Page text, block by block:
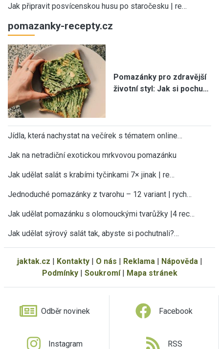
Jak připravit posvícenskou husu po staročesku | re…
pomazanky-recepty.cz
Pomazánky pro zdravější
životní styl: Jak si pochu…
Jídla, která nachystat na večírek s tématem online…
Jak na netradiční exotickou mrkvovou pomazánku
Jak udělat salát s krabími tyčinkami 7× jinak | re…
Jednoduché pomazánky z tvarohu – 12 variant | rych…
Jak udělat pomazánku s olomouckými tvarůžky |4 rec…
Jak udělat sýrový salát tak, abyste si pochutnali?…
jaktak.cz | Kontakty| O nás | Reklama | Nápověda |
Podmínky| Soukromí| Mapa stránek
Odběr novinek Facebook
Instagram RSS